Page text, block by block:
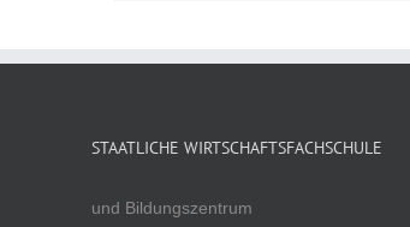
STAATLICHE WIRTSCHAFTSFACHSCHULE
und Bildungszentrum